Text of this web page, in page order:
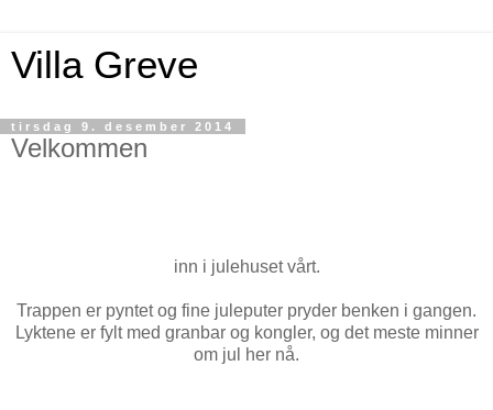
Villa Greve
tirsdag 9. desember 2014
Velkommen
inn i julehuset vårt.
Trappen er pyntet og fine juleputer pryder benken i gangen.
Lyktene er fylt med granbar og kongler, og det meste minner
om jul her nå.